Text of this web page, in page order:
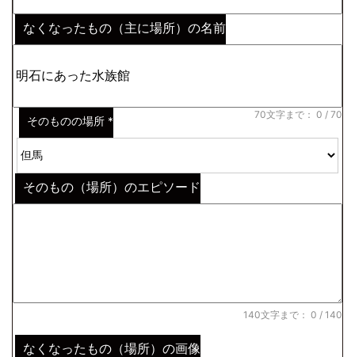
なくなったもの（主に場所）の名前
70文字まで： 0 / 70
そのものの場所 *
そのもの（場所）のエピソード
140文字まで： 0 / 140
なくなったもの（場所）の画像